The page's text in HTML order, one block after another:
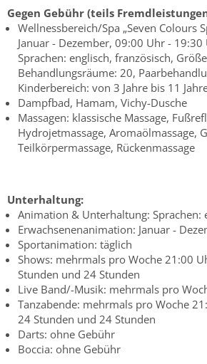
Gegen Gebühr (teils
Wellnessbereich/Spa „Seven Colours
Januar - Dezember, 09:00 Uhr -
Sprachen: englisch, französisch,
Behandlungsräume: 20,
Kinderbereich: von 3 Jahre bis 11
Dampfbad, Hamam, Vichy-Dusche
Massagen: klassische Massage,
Hydrojetmassage, Aromaölmassage,
Teilkörpermassage, Rückenmassage
Unterhaltung:
Animation & Unterhaltung: Sprachen:
Erwachsenenanimation: Januar -
Sportanimation: täglich
Shows: mehrmals pro Woche 21:00
Stunden und 24 Stunden
Live Band/-Musik: mehrmals pro
Tanzabende: mehrmals pro Woche
24 Stunden und 24 Stunden
Darts: ohne Gebühr
Boccia: ohne Gebühr